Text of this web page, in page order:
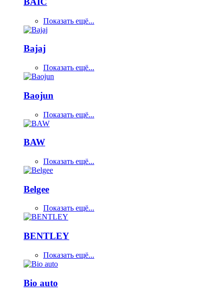
Показать ещё...
Bajaj
Показать ещё...
Baojun
Показать ещё...
BAW
Показать ещё...
Belgee
Показать ещё...
BENTLEY
Показать ещё...
Bio auto